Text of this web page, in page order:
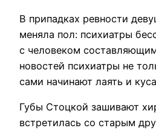
В припадках ревности
меняла пол: психиатры
с человеком
новостей психиатры не
сами начинают лаять и
Губы Стоцкой зашивают
встретилась со старым